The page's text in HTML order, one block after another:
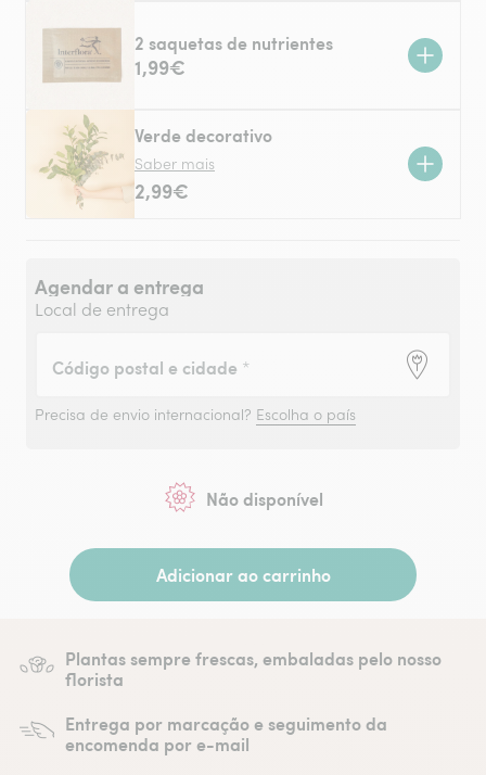
2 saquetas de nutrientes
1,99€
Verde decorativo
Saber mais
2,99€
Agendar a entrega
Local de entrega
Código postal e cidade *
Precisa de envio internacional? Escolha o país
Não disponível
Adicionar ao carrinho
Plantas sempre frescas, embaladas pelo nosso
florista
Entrega por marcação e seguimento da
encomenda por e-mail